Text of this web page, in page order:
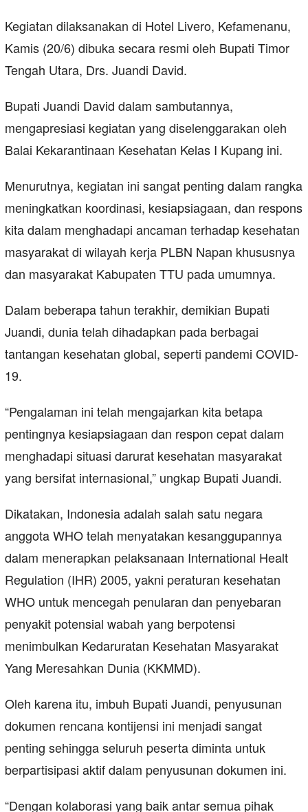
Kegiatan dilaksanakan di Hotel Livero, Kefamenanu,
Kamis (20/6) dibuka secara resmi oleh Bupati Timor
Tengah Utara, Drs. Juandi David.
Bupati Juandi David dalam sambutannya,
mengapresiasi kegiatan yang diselenggarakan oleh
Balai Kekarantinaan Kesehatan Kelas I Kupang ini.
Menurutnya, kegiatan ini sangat penting dalam rangka
meningkatkan koordinasi, kesiapsiagaan, dan respons
kita dalam menghadapi ancaman terhadap kesehatan
masyarakat di wilayah kerja PLBN Napan khususnya
dan masyarakat Kabupaten TTU pada umumnya.
Dalam beberapa tahun terakhir, demikian Bupati
Juandi, dunia telah dihadapkan pada berbagai
tantangan kesehatan global, seperti pandemi COVID-
19.
“Pengalaman ini telah mengajarkan kita betapa
pentingnya kesiapsiagaan dan respon cepat dalam
menghadapi situasi darurat kesehatan masyarakat
yang bersifat internasional,” ungkap Bupati Juandi.
Dikatakan, Indonesia adalah salah satu negara
anggota WHO telah menyatakan kesanggupannya
dalam menerapkan pelaksanaan International Healt
Regulation (IHR) 2005, yakni peraturan kesehatan
WHO untuk mencegah penularan dan penyebaran
penyakit potensial wabah yang berpotensi
menimbulkan Kedaruratan Kesehatan Masyarakat
Yang Meresahkan Dunia (KKMMD).
Oleh karena itu, imbuh Bupati Juandi, penyusunan
dokumen rencana kontijensi ini menjadi sangat
penting sehingga seluruh peserta diminta untuk
berpartisipasi aktif dalam penyusunan dokumen ini.
“Dengan kolaborasi yang baik antar semua pihak